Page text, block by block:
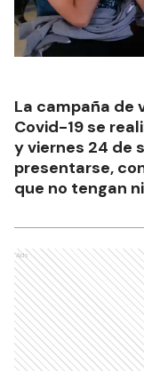
La campaña de
Covid-19 se
y viernes 24 de
presentarse,
que no tengan
Ads